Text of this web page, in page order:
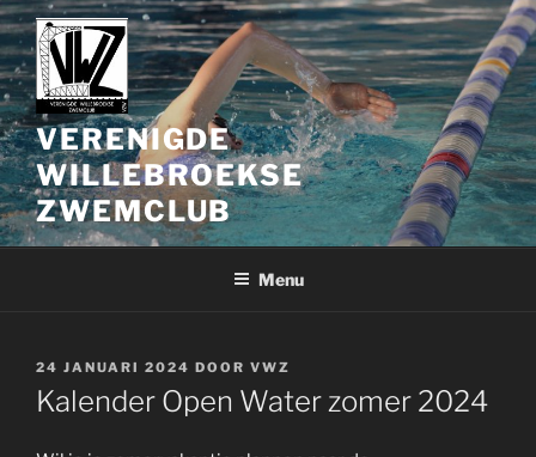
Spring
naar
de
inhoud
VERENIGDE
WILLEBROEKSE
ZWEMCLUB
Menu
GEPLAATST
OP
24 JANUARI 2024 DOOR VWZ
Kalender Open Water zomer 2024